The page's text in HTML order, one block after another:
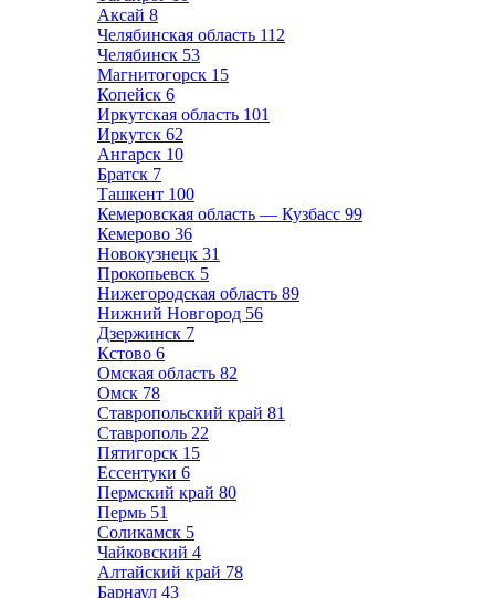
Аксай 8
Челябинская область 112
Челябинск 53
Магнитогорск 15
Копейск 6
Иркутская область 101
Иркутск 62
Ангарск 10
Братск 7
Ташкент 100
Кемеровская область — Кузбасс 99
Кемерово 36
Новокузнецк 31
Прокопьевск 5
Нижегородская область 89
Нижний Новгород 56
Дзержинск 7
Кстово 6
Омская область 82
Омск 78
Ставропольский край 81
Ставрополь 22
Пятигорск 15
Ессентуки 6
Пермский край 80
Пермь 51
Соликамск 5
Чайковский 4
Алтайский край 78
Барнаул 43